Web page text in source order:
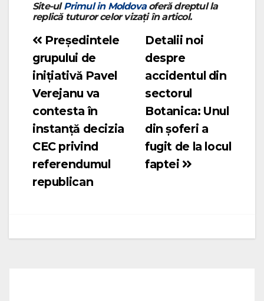
Site-ulPrimul in Moldovaoferă dreptul la
replică tuturor celor vizați în articol.
Navigare
în
articole
Detalii noi
despre
accidentul din
sectorul
Botanica: Unul
din șoferi a
fugit de la locul
faptei
Președintele
grupului de
inițiativă Pavel
Verejanu va
contesta în
instanță decizia
CEC privind
referendumul
republican